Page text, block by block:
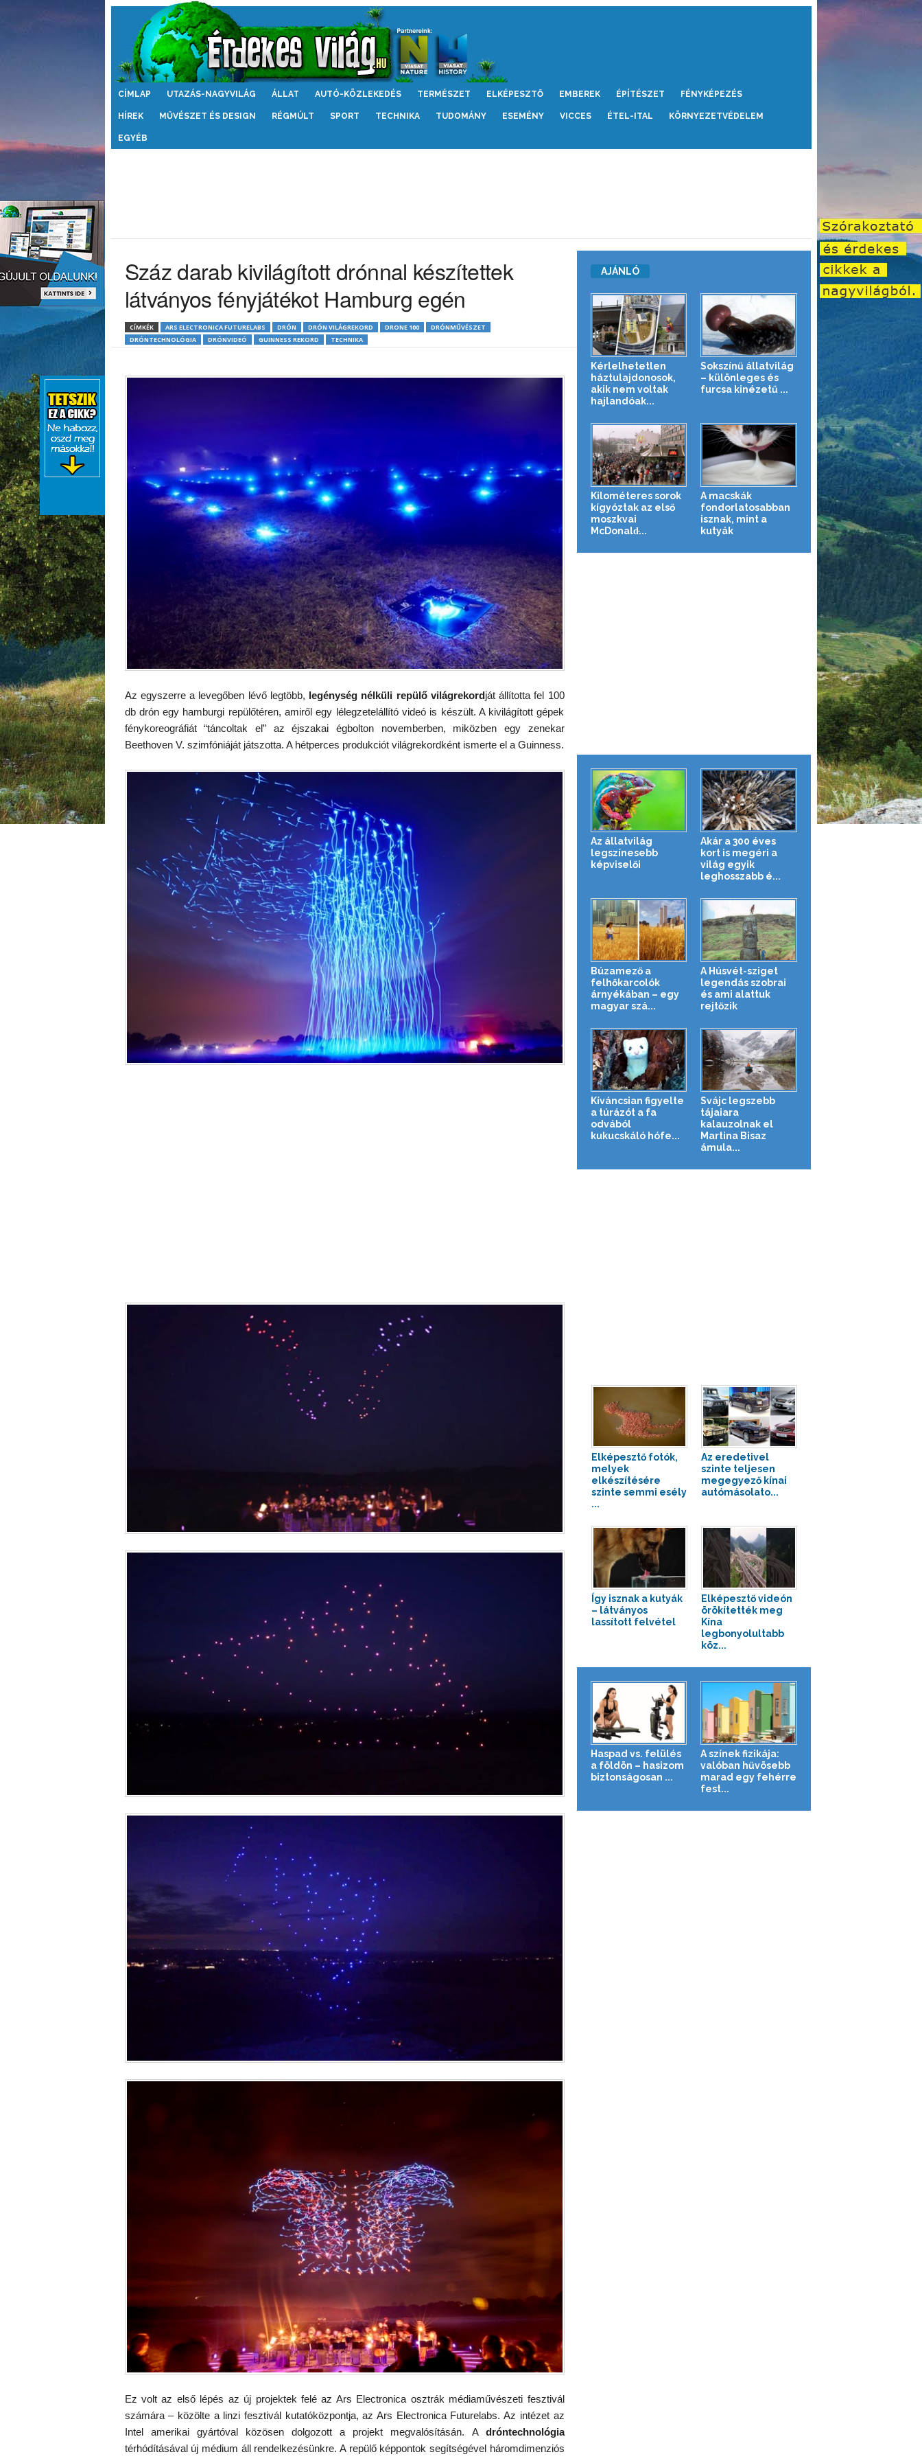
Érdekes
CÍMLAP UTAZÁS-NAGYVILÁG ÁLLAT AUTÓ-KÖZLEKEDÉS TERMÉSZET ELKÉPESZTŐ EMBEREK ÉPÍTÉSZET FÉNYKÉPEZÉS
HÍREK MŰVÉSZET ÉS DESIGN RÉGMÚLT SPORT TECHNIKA TUDOMÁNY ESEMÉNY VICCES ÉTEL-ITAL KÖRNYEZETVÉDELEM
EGYÉB
Száz darab kivilágított drónnal készítettek
látványos fényjátékot Hamburg egén
CÍMKÉK ARS ELECTRONICA FUTURELABS DRÓN DRÓN VILÁGREKORD DRONE 100
DRÓNMŰVÉSZET
DRÓNTECHNOLÓGIA
DRÓNVIDEÓ GUINNESS REKORD TECHNIKA
Az egyszerre a levegőben lévő legtöbb, legénység nélküli repülő világrekordját állította fel 100
db drón egy hamburgi repülőtéren, amiről egy lélegzetelállító videó is készült. A kivilágított gépek
fénykoreográfiát “táncoltak el” az éjszakai égbolton novemberben, miközben egy zenekar
Beethoven V. szimfóniáját játszotta. A hétperces produkciót világrekordként ismerte el a Guinness.
Ez volt az első lépés az új projektek felé az Ars Electronica osztrák médiaművészeti fesztivál
számára – közölte a linzi fesztivál kutatóközpontja, az Ars Electronica Futurelabs. Az intézet az
Intel amerikai gyártóval közösen dolgozott a projekt megvalósításán. A dróntechnológia
térhódításával új médium áll rendelkezésünkre. A repülő képpontok segítségével háromdimenziós
AJÁNLÓ
Kérlelhetetlen
háztulajdonosok,
akik nem voltak
hajlandóak...
Sokszínű állatvilág
– különleges és
furcsa kinézetű ...
Kilométeres sorok
kígyóztak az első
moszkvai
McDonald̵...
A macskák
fondorlatosabban
isznak, mint a
kutyák
Az állatvilág
legszínesebb
képviselői
Akár a 300 éves
kort is megéri a
világ egyik
leghosszabb é...
Búzamező a
felhőkarcolók
árnyékában – egy
magyar szá...
A Húsvét-sziget
legendás szobrai
és ami alattuk
rejtőzik
Kíváncsian figyelte
a túrázót a fa
odvából
kukucskáló hófe...
Svájc legszebb
tájaiara
kalauzolnak el
Martina Bisaz
ámula...
Elképesztő fotók,
melyek
elkészítésére
szinte semmi esély
...
Az eredetivel
szinte teljesen
megegyező kínai
autómásolato...
Így isznak a kutyák
– látványos
lassított felvétel
Elképesztő videón
örökítették meg
Kína
legbonyolultabb
köz...
Haspad vs. felülés
a földön – hasizom
biztonságosan ...
A színek fizikája:
valóban hűvösebb
marad egy fehérre
fest...